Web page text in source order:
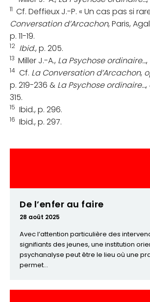
11 Cf. Deffieux J.-P. « Un cas pas si
Conversation d’Arcachon, Paris,
p. 11-19.
12 Ibid., p. 205.
13 Miller J.-A., La Psychose ordinaire…,
14 Cf. La Conversation d’Arcachon,
p. 219-236 & La Psychose ordinaire…,
315.
15 Ibid., p. 296.
16 Ibid., p. 297.
De l’enfer au faire
28 août 2025
Avec l’attention particulière des
signifiants des jeunes, une institution
psychanalyse peut être le lieu où une
permet...